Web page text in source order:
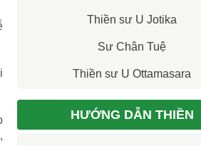
Thiền sư U Jotika
Sư Chân Tuệ
Thiền sư U Ottamasara
HƯỚNG DẪN THIỀN